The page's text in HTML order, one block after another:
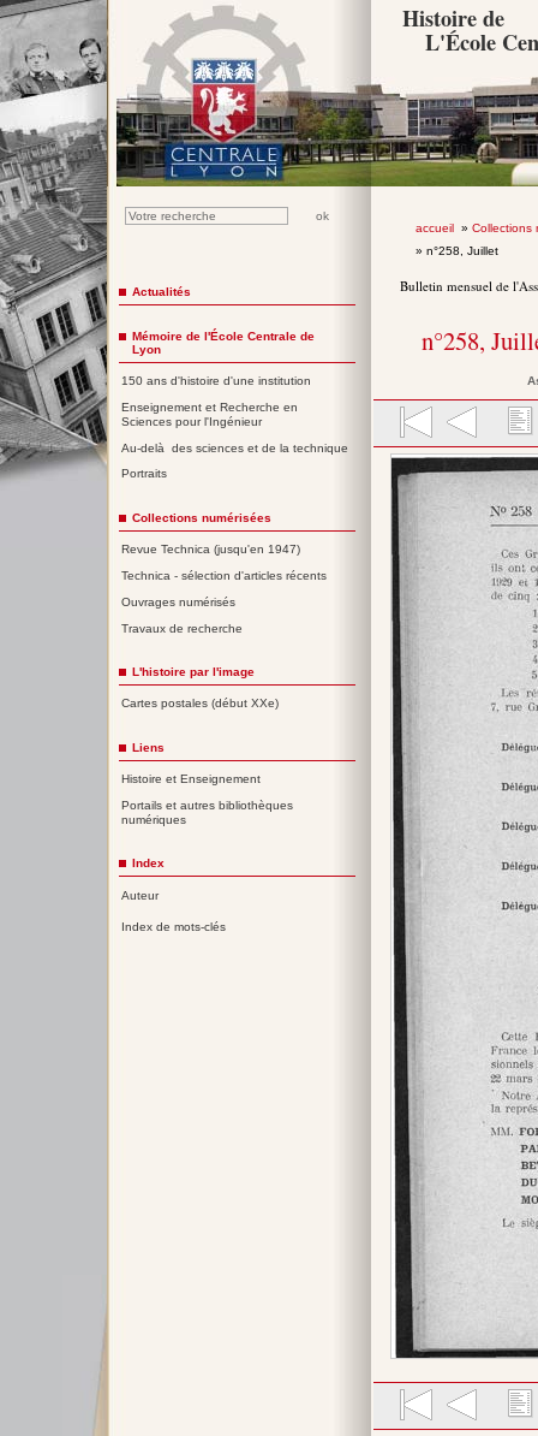
Histoire de
L'École
accueil» Collections
» n°258, Juillet
Bulletin mensuel de
n°258,
Actualités
Mémoire de l'École Centrale de
Lyon
150 ans d'histoire d'une institution
Enseignement et Recherche en
Sciences pour l'Ingénieur
Au-delà des sciences et de la technique
Portraits
Collections numérisées
Revue Technica (jusqu'en 1947)
Technica - sélection d'articles récents
Ouvrages numérisés
Travaux de recherche
L'histoire par l'image
Cartes postales (début XXe)
Liens
Histoire et Enseignement
Portails et autres bibliothèques
numériques
Index
Auteur
Index de mots-clés